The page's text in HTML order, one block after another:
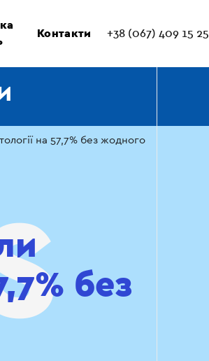
Контакти +38 (067) 409 15 25
на 57,7% без жодного
без